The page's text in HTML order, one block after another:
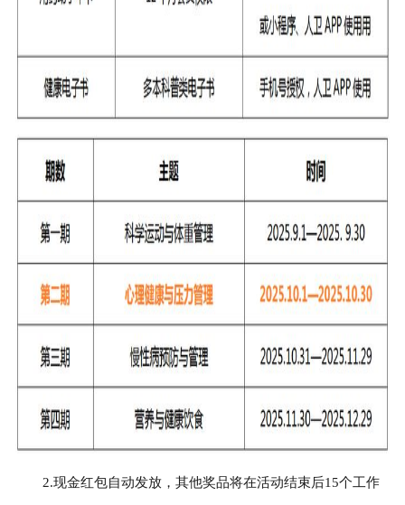
2.现金红包自动发放，其他奖品将在活动结束后15个工作